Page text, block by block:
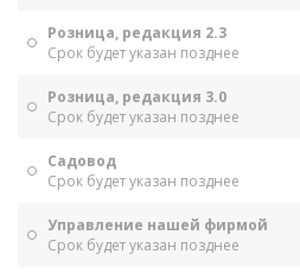
Розница, редакция 2.3
Срок будет указан позднее
Розница, редакция 3.0
Срок будет указан позднее
Садовод
Срок будет указан позднее
Управление нашей фирмой
Срок будет указан позднее